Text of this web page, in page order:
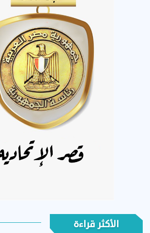
الأكثر قراءة